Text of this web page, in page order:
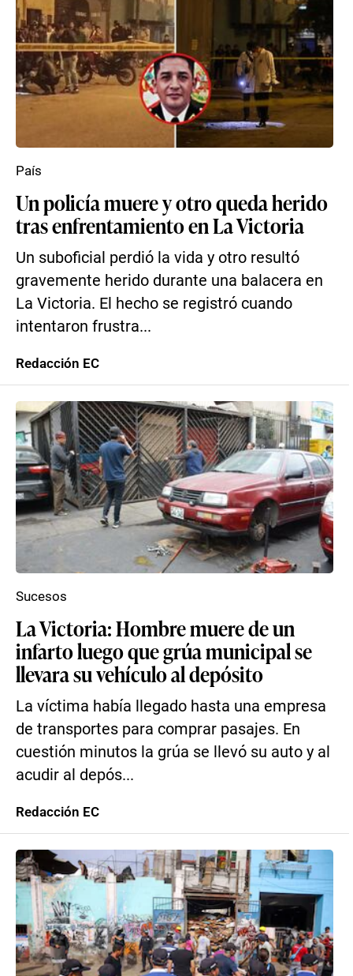
Un policía muere y otro queda herido
tras enfrentamiento en La Victoria
Un suboficial perdió la vida y otro resultó
gravemente herido durante una balacera en
La Victoria. El hecho se registró cuando
intentaron frustra...
País
Redacción EC
La Victoria: Hombre muere de un
infarto luego que grúa municipal se
llevara su vehículo al depósito
La víctima había llegado hasta una empresa
de transportes para comprar pasajes. En
cuestión minutos la grúa se llevó su auto y al
acudir al depós...
Sucesos
Redacción EC